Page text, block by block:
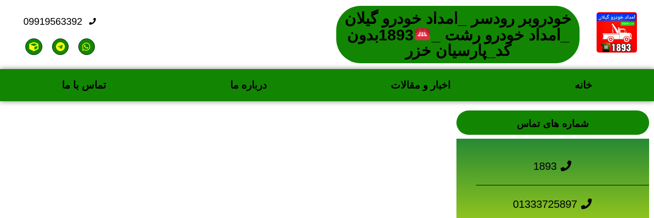
خودروبر رودسر _امداد خودرو گیلان
_امداد خودرو رشت _
1893بدون
کد_پارسیان خزر
09919563392
خانه اخبار و مقالات درباره ما تماس با ما
شماره های تماس
1893
01333725897